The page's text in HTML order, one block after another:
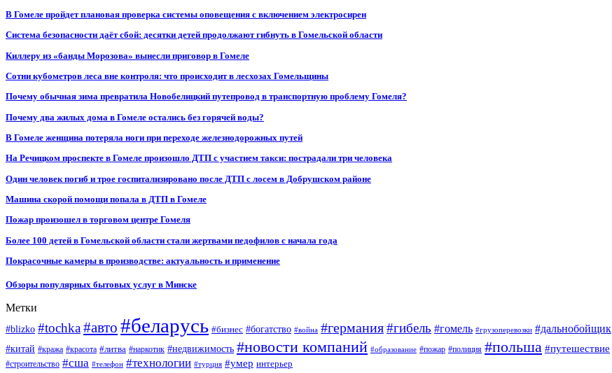
В Гомеле пройдет плановая проверка системы оповещения с включением электросирен
Система безопасности даёт сбой: десятки детей продолжают гибнуть в Гомельской области
Киллеру из «банды Морозова» вынесли приговор в Гомеле
Сотни кубометров леса вне контроля: что происходит в лесхозах Гомельщины
Почему обычная зима превратила Новобелицкий путепровод в транспортную проблему Гомеля?
Почему два жилых дома в Гомеле остались без горячей воды?
В Гомеле женщина потеряла ноги при переходе железнодорожных путей
На Речицком проспекте в Гомеле произошло ДТП с участием такси: пострадали три человека
Один человек погиб и трое госпитализировано после ДТП с лосем в Добрушском районе
Машина скорой помощи попала в ДТП в Гомеле
Пожар произошел в торговом центре Гомеля
Более 100 детей в Гомельской области стали жертвами педофилов с начала года
Покрасочные камеры в производстве: актуальность и применение
Обзоры популярных бытовых услуг в Минске
Метки
#blizko #tochka#авто #беларусь #бизнес #богатство #война #германия#гибель #гомель #грузоперевозки #дальнобойщик
#китай #кража #красота #литва #наркотик #недвижимость #новости компаний #образование #пожар #полиция #польша #путешествие
#строительство #сша #телефон #технологии #турция #умер интерьер